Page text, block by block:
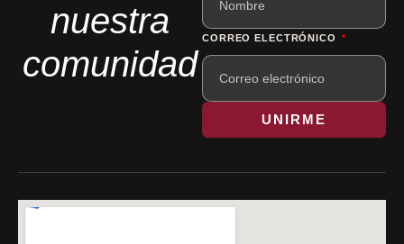
nuestra
comunidad
CORREO ELECTRÓNICO
UNIRME